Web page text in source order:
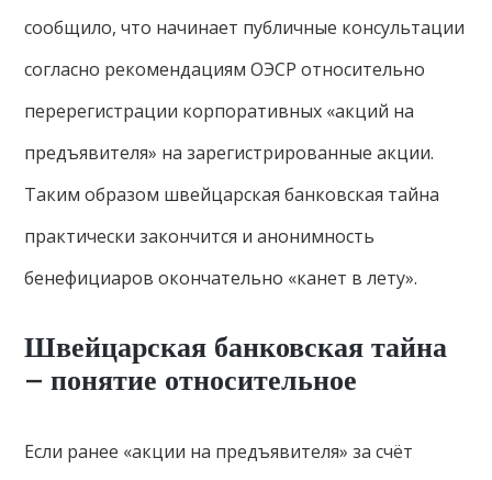
сообщило, что начинает публичные консультации
согласно рекомендациям ОЭСР относительно
перерегистрации корпоративных «акций на
предъявителя» на зарегистрированные акции.
Таким образом швейцарская банковская тайна
практически закончится и анонимность
бенефициаров окончательно «канет в лету».
Швейцарская банковская тайна
– понятие относительное
Если ранее «акции на предъявителя» за счёт